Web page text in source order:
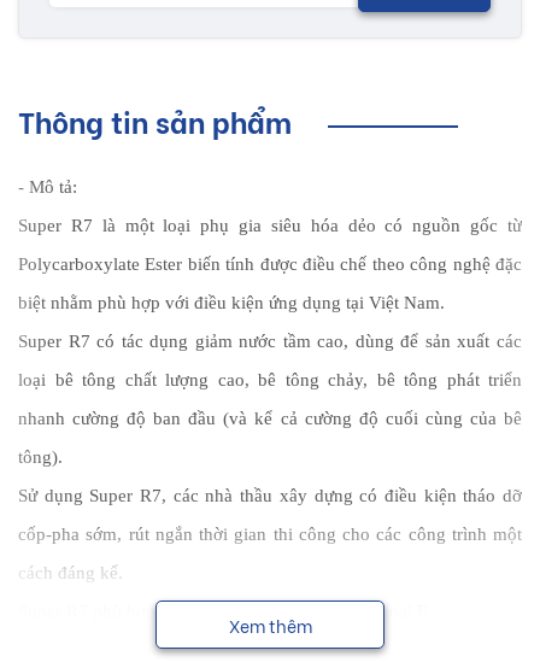
Thông tin sản phẩm
- Mô tả:
Super R7 là một loại phụ gia siêu hóa dẻo có nguồn gốc từ
Polycarboxylate Ester biến tính được điều chế theo công nghệ đặc
biệt nhằm phù hợp với điều kiện ứng dụng tại Việt Nam.
Super R7 có tác dụng giảm nước tầm cao, dùng để sản xuất các
loại bê tông chất lượng cao, bê tông chảy, bê tông phát triển
nhanh cường độ ban đầu (và kể cả cường độ cuối cùng của bê
tông).
Sử dụng Super R7, các nhà thầu xây dựng có điều kiện tháo dỡ
cốp-pha sớm, rút ngắn thời gian thi công cho các công trình một
cách đáng kể.
Super R7 phù hợp tiêu chuẩn TCVN 8826-2011 loại F
Tăng cao độ linh động (độ sụt) của bê tông mà không cần tăng tỷ
Xem thêm